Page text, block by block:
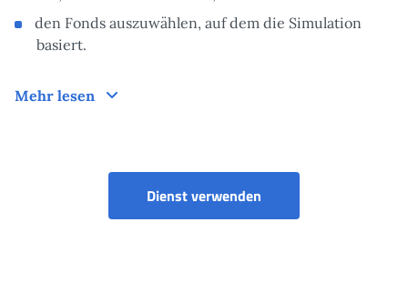
den Fonds auszuwählen, auf dem die Simulation
basiert.
Mehr lesen Funktionsweise
Dienst verwenden